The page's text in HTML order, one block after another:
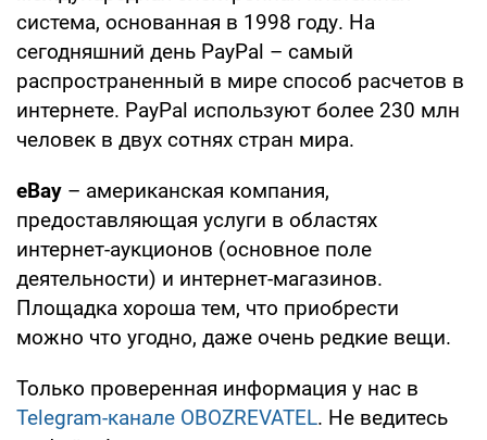
система, основанная в 1998 году. На
сегодняшний день PayPal – самый
распространенный в мире способ расчетов в
интернете. PayPal используют более 230 млн
человек в двух сотнях стран мира.
eBay – американская компания,
предоставляющая услуги в областях
интернет-аукционов (основное поле
деятельности) и интернет-магазинов.
Площадка хороша тем, что приобрести
можно что угодно, даже очень редкие вещи.
Только проверенная информация у нас в
Telegram-канале OBOZREVATEL. Не ведитесь